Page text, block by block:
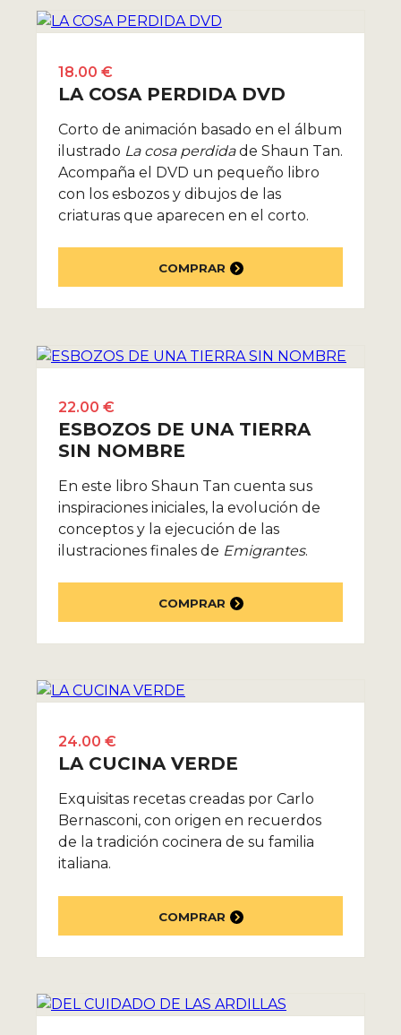
18.00 €
LA COSA PERDIDA DVD
Corto de animación basado en el álbum
ilustrado La cosa perdidade Shaun Tan.
Acompaña el DVD un pequeño libro
con los esbozos y dibujos de las
criaturas que aparecen en el corto.
COMPRAR
22.00 €
ESBOZOS DE UNA TIERRA
SIN NOMBRE
En este libro Shaun Tan cuenta sus
inspiraciones iniciales, la evolución de
conceptos y la ejecución de las
ilustraciones finales de Emigrantes.
COMPRAR
24.00 €
LA CUCINA VERDE
Exquisitas recetas creadas por Carlo
Bernasconi, con origen en recuerdos
de la tradición cocinera de su familia
italiana.
COMPRAR